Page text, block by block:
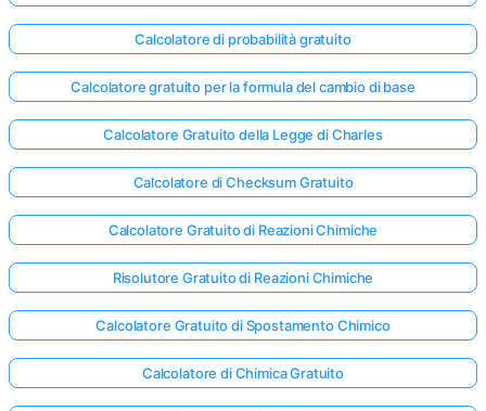
Calcolatore di probabilità gratuito
Calcolatore gratuito per la formula del cambio di base
Calcolatore Gratuito della Legge di Charles
Calcolatore di Checksum Gratuito
Calcolatore Gratuito di Reazioni Chimiche
Risolutore Gratuito di Reazioni Chimiche
Calcolatore Gratuito di Spostamento Chimico
Calcolatore di Chimica Gratuito